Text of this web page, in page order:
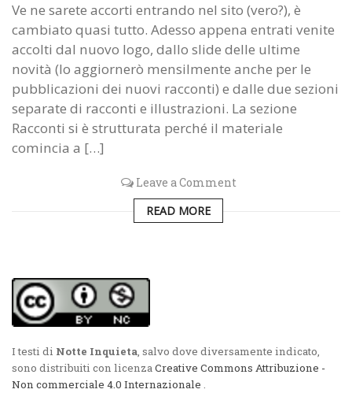
Ve ne sarete accorti entrando nel sito (vero?), è
cambiato quasi tutto. Adesso appena entrati venite
accolti dal nuovo logo, dallo slide delle ultime
novità (lo aggiornerò mensilmente anche per le
pubblicazioni dei nuovi racconti) e dalle due sezioni
separate di racconti e illustrazioni. La sezione
Racconti si è strutturata perché il materiale
comincia a […]
Leave a Comment
READ MORE
I testi di Notte Inquieta, salvo dove diversamente indicato,
sono distribuiti con licenzaCreative Commons Attribuzione -
Non commerciale 4.0 Internazionale .